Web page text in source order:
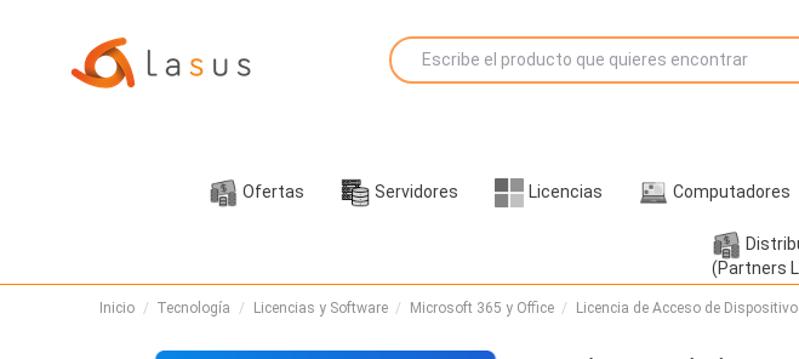
Ofertas Servidores Licencias Computadores
(Partners
Inicio Tecnología Licencias y Software Microsoft 365 y Office Licencia de Acceso de